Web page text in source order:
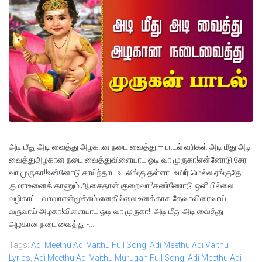
அடி மீது அடி வைத்து அழகான நடை வைத்து – பாடல் வரிகள் அடி மீது அடி
வைத்துஅழகான நடை வைத்துவிளையாட ஓடி வா முருகா!என்னோடு சேர
வா முருகா!!உன்னோடு சாய்ந்தாட உடலிங்கு தள்ளாடஉயிர் மெல்ல ஏங்குதே
குமராஉனைக் காணும் ஆசைதான் குறைவா?கண்ணோடு ஒளியில்லை
வழிகாட்ட வாவாஎன்மூச்சும் எனதில்லை உனக்காக தேவாவிரைவாய்
வருவாய் அழகா!விளையாட ஓடி வா முருகா!! அடி மீது அடி வைத்து
அழகான நடை வைத்து -...
Tags: Adi Meethu Adi Vaithu Full Song, Adi Meethu Adi Vaithu
Lyrics, Adi Meethu Adi Vaithu Murugan Full Song, Adi Meethu Adi